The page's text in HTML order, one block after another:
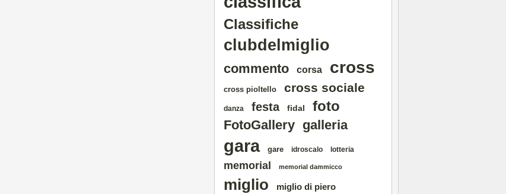
Classifiche
clubdelmiglio
commento corsa cross
cross pioltello cross sociale
danza festa fidal foto
FotoGallery galleria
gara gare idroscalo lotteria
memorial memorial dammicco
miglio miglio di piero